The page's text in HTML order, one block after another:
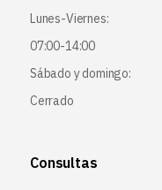
Lunes-Viernes:
07:00-14:00
Sábado y domingo:
Cerrado
Consultas